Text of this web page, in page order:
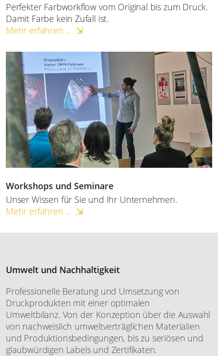
Perfekter Farbworkflow vom Original bis zum Druck.
Damit Farbe kein Zufall ist.
Mehr erfahren ... ⇲
Workshops und Seminare
Unser Wissen für Sie und Ihr Unternehmen.
Mehr erfahren ... ⇲
Umwelt und Nachhaltigkeit
Professionelle Beratung und Umsetzung von
Druckprodukten mit einer optimalen
Umweltbilanz. Von der Konzeption über die Auswahl
von nachweislich umweltverträglichen Materialien
und Produktionsbedingungen, bis zu seriösen und
glaubwürdigen Labels und Zertifikaten.